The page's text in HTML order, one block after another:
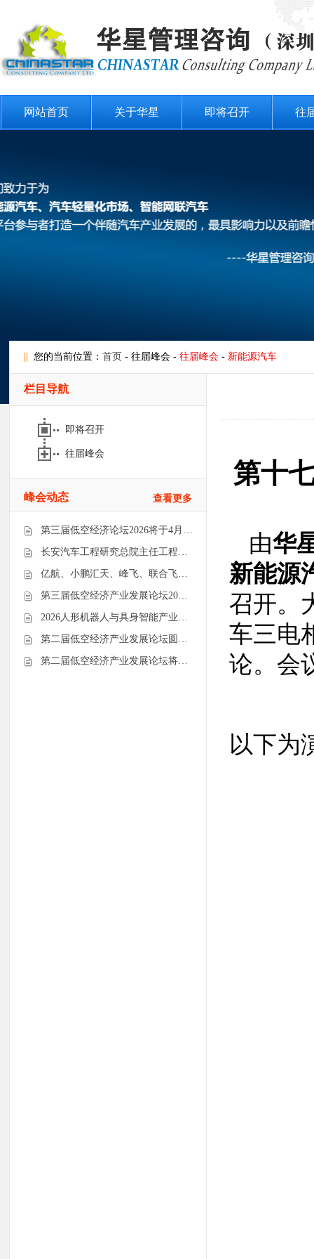
网站首页 关于华星 即将召开 往
您的当前位置： 首页 - 往届峰会 - 往届峰会- 新能源汽车
栏目导航
即将召开
往届峰会
峰会动态 查看更多
第三届低空经济论坛2026将于4月…
长安汽车工程研究总院主任工程…
亿航、小鹏汇天、峰飞、联合飞…
第三届低空经济产业发展论坛20…
2026人形机器人与具身智能产业…
第二届低空经济产业发展论坛圆…
第二届低空经济产业发展论坛将…
第十
由华
新能源
召开。
车三电
论。会
以下为